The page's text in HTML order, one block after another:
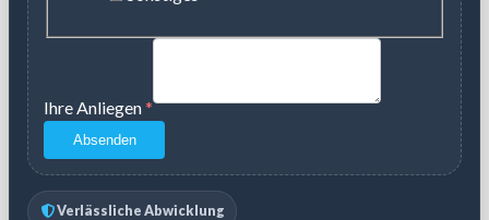
Ihre Anliegen*
Absenden
Verlässliche Abwicklung